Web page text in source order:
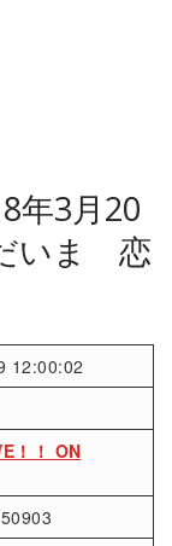
年3月20
いま 恋
12:00:02
！！ ON